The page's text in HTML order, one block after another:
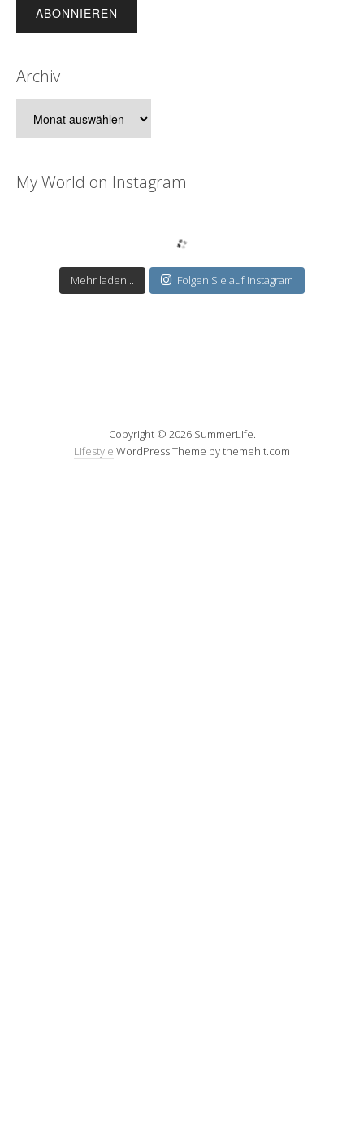
Archiv
My World on Instagram
Mehr laden... Folgen Sie auf Instagram
Copyright © 2026 SummerLife.
Lifestyle WordPress Theme by themehit.com